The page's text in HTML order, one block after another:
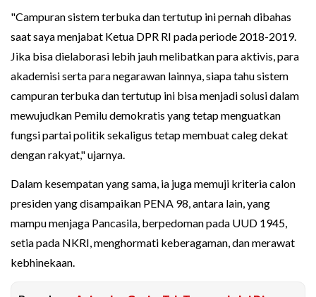
"Campuran sistem terbuka dan tertutup ini pernah dibahas
saat saya menjabat Ketua DPR RI pada periode 2018-2019.
Jika bisa dielaborasi lebih jauh melibatkan para aktivis, para
akademisi serta para negarawan lainnya, siapa tahu sistem
campuran terbuka dan tertutup ini bisa menjadi solusi dalam
mewujudkan Pemilu demokratis yang tetap menguatkan
fungsi partai politik sekaligus tetap membuat caleg dekat
dengan rakyat," ujarnya.
Dalam kesempatan yang sama, ia juga memuji kriteria calon
presiden yang disampaikan PENA 98, antara lain, yang
mampu menjaga Pancasila, berpedoman pada UUD 1945,
setia pada NKRI, menghormati keberagaman, dan merawat
kebhinekaan.